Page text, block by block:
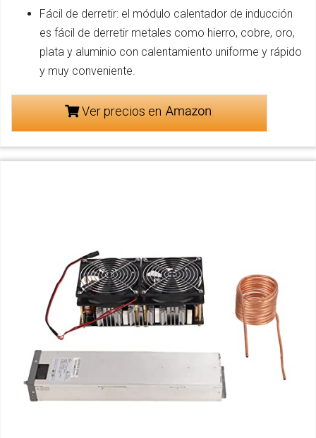
Fácil de derretir: el módulo calentador de inducción
es fácil de derretir metales como hierro, cobre, oro,
plata y aluminio con calentamiento uniforme y rápido
y muy conveniente.
Ver precios en